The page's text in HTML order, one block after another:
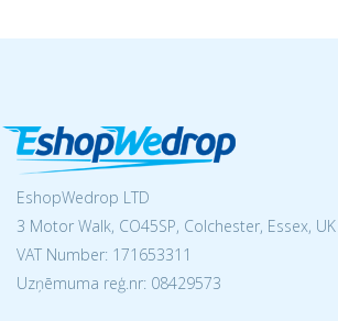
EshopWedrop LTD
3 Motor Walk, CO45SP, Colchester, Essex, UK
VAT Number: 171653311
Uzņēmuma reģ.nr: 08429573